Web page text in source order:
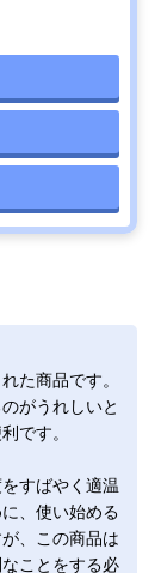
た商品です。
がうれしいと
です。
すばやく適温
、使い始める
、この商品は
ことをする必